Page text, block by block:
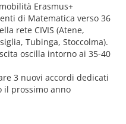
Erasmus+
di Matematica verso 36
rete CIVIS (Atene,
Tubinga, Stoccolma).
oscilla intorno ai 35-40
3 nuovi accordi dedicati
il prossimo anno